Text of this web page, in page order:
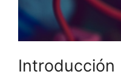
Introducción